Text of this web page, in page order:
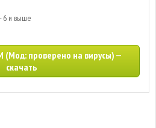
6 и выше
(Мод: проверено на вирусы) —
скачать